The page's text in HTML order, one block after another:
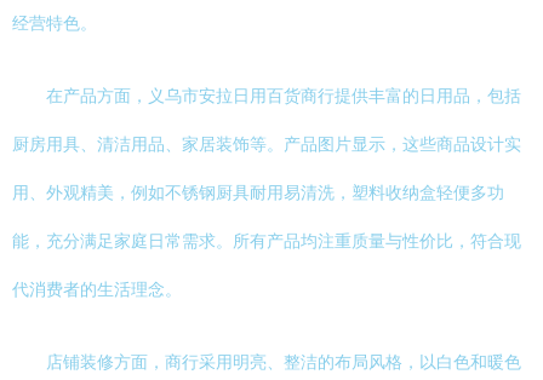
经营特色。
在产品方面，义乌市安拉日用百货商行提供丰富的日用品，包括
厨房用具、清洁用品、家居装饰等。产品图片显示，这些商品设计实
用、外观精美，例如不锈钢厨具耐用易清洗，塑料收纳盒轻便多功
能，充分满足家庭日常需求。所有产品均注重质量与性价比，符合现
代消费者的生活理念。
店铺装修方面，商行采用明亮、整洁的布局风格，以白色和暖色